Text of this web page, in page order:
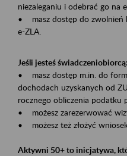
niezaleganiu i odebrać go na
• masz dostęp do zwolnień
e-ZLA.
Jeśli jesteś świadczeniobiorcą:
• masz dostęp m.in. do
dochodach uzyskanych od
rocznego obliczenia podatku
• możesz zarezerwować
• możesz też złożyć
Aktywni 50+ to inicjatywa,